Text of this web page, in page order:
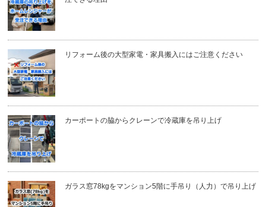
リフォーム後の大型家電・家具搬入にはご注意ください
カーポートの脇からクレーンで冷蔵庫を吊り上げ
ガラス窓78kgをマンション5階に手吊り（人力）で吊り上げ